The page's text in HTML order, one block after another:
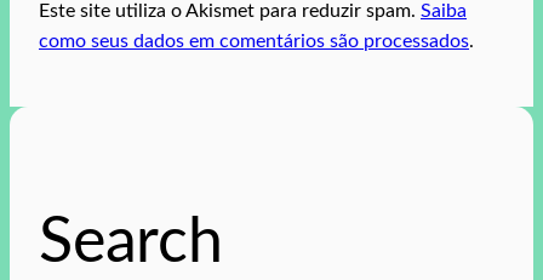
Este site utiliza o Akismet para reduzir spam. Saiba
como seus dados em comentários são processados.
Search